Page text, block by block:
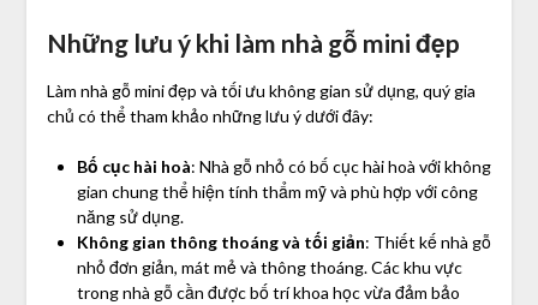
Những lưu ý khi làm nhà gỗ mini đẹp
Làm nhà gỗ mini đẹp và tối ưu không gian sử dụng, quý gia
chủ có thể tham khảo những lưu ý dưới đây:
Bố cục hài hoà: Nhà gỗ nhỏ có bố cục hài hoà với không
gian chung thể hiện tính thẩm mỹ và phù hợp với công
năng sử dụng.
Không gian thông thoáng và tối giản: Thiết kế nhà gỗ
nhỏ đơn giản, mát mẻ và thông thoáng. Các khu vực
trong nhà gỗ cần được bố trí khoa học vừa đảm bảo